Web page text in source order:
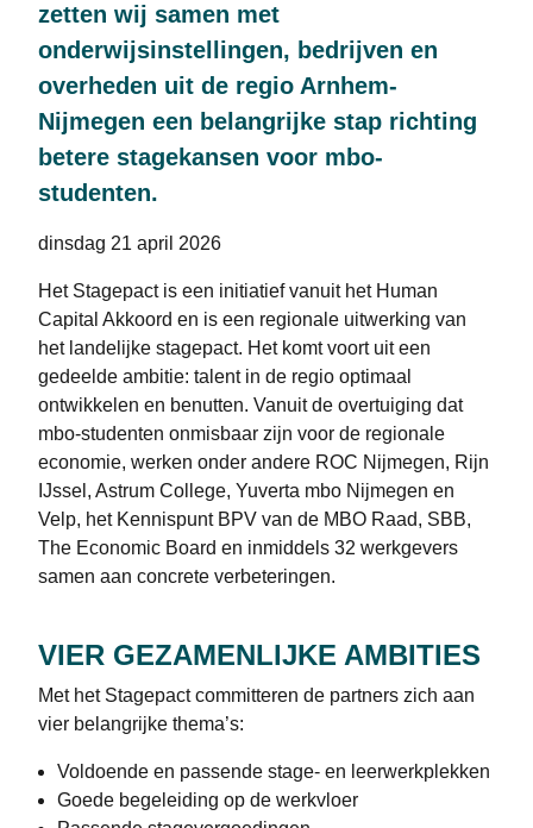
zetten wij samen met
onderwijsinstellingen, bedrijven en
overheden uit de regio Arnhem-
Nijmegen een belangrijke stap richting
betere stagekansen voor mbo-
studenten.
dinsdag 21 april 2026
Het Stagepact is een initiatief vanuit het Human
Capital Akkoord en is een regionale uitwerking van
het landelijke stagepact. Het komt voort uit een
gedeelde ambitie: talent in de regio optimaal
ontwikkelen en benutten. Vanuit de overtuiging dat
mbo-studenten onmisbaar zijn voor de regionale
economie, werken onder andere ROC Nijmegen, Rijn
IJssel, Astrum College, Yuverta mbo Nijmegen en
Velp, het Kennispunt BPV van de MBO Raad, SBB,
The Economic Board en inmiddels 32 werkgevers
samen aan concrete verbeteringen.
VIER GEZAMENLIJKE AMBITIES
Met het Stagepact committeren de partners zich aan
vier belangrijke thema’s:
Voldoende en passende stage- en leerwerkplekken
Goede begeleiding op de werkvloer